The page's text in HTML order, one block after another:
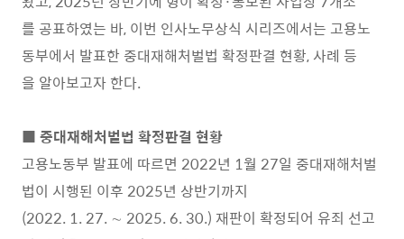
를 공표하였는 바, 이번 인사노무상식 시리즈에서는 고용노
동부에서 발표한 중대재해처벌법 확정판결 현황, 사례 등
을 알아보고자 한다.
■ 중대재해처벌법 확정판결 현황
고용노동부 발표에 따르면 2022년 1월 27일 중대재해처벌
법이 시행된 이후 2025년 상반기까지
(2022. 1. 27. ∼ 2025. 6. 30.) 재판이 확정되어 유죄 선고